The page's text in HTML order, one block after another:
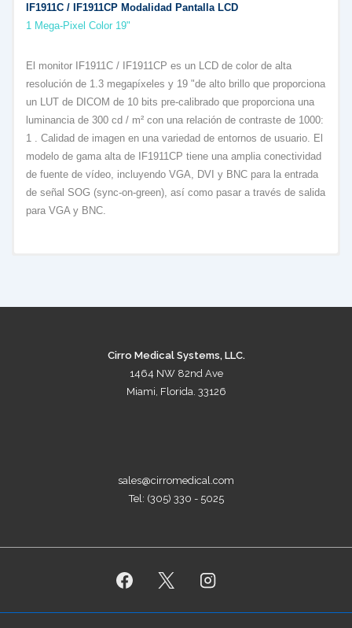
IF1911C / IF1911CP Modalidad Pantalla LCD
1 Mega-Pixel Color 19"
El monitor IF1911C / IF1911CP es un LCD de color de alta
resolución de 1.3 megapíxeles y 19 "de alto brillo que proporciona
un LUT de DICOM de 10 bits pre-calibrado que proporciona una
luminancia de 300 cd / m² con una relación de contraste de 1000:
1 . Calidad de imagen en una variedad de entornos de usuario. El
modelo de gama alta de IF1911CP tiene una amplia conectividad
de fuente de vídeo, incluyendo VGA, DVI y BNC para la entrada
de señal SOG (sync-on-green), así como pasar a través de salida
para VGA y BNC.
- Conectividad y multi-interfaceCirro Medical Systems, LLC.
1464 NW 82nd Ave
Miami, Florida. 33126
sales@cirromedical.com
Tel: (305) 330 - 5025